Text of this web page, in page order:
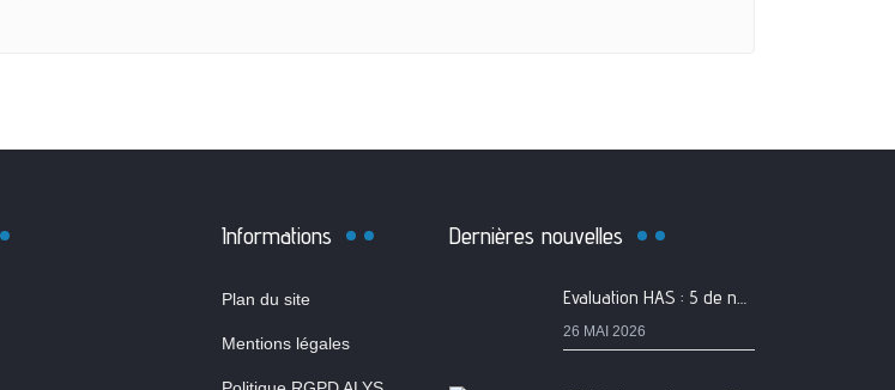
Informations
Plan du site
Mentions légales
Dernières nouvelles
Evaluation HAS : 5 de nos services classés A
26 MAI 2026